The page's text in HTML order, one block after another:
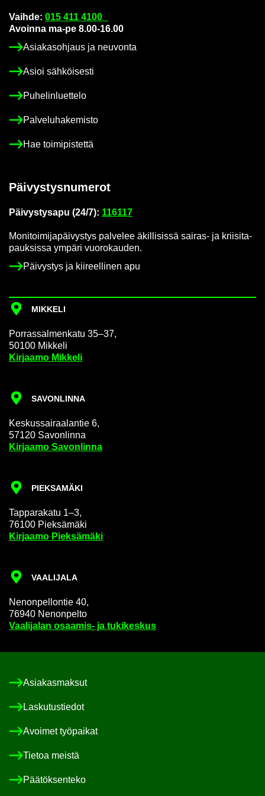
Vaih­de: 015 411 4100
Avoin­na ma-pe 8.00-16.00
Asia­kas­oh­jaus ja neu­von­ta
Asioi säh­köi­ses­ti
Pu­he­lin­luet­te­lo
Pal­ve­lu­ha­ke­mis­to
Hae toi­mi­pis­tet­tä
Päi­vys­tys­nu­me­rot
Päi­vys­tys­a­pu (24/7): 116117
Mo­ni­toi­mi­ja­päi­vys­tys pal­ve­lee äkil­li­sis­sä sairas-​ ja krii­si­ta­
pauk­sis­sa ym­pä­ri vuo­ro­kau­den.
Päi­vys­tys ja kii­reel­li­nen apu
MIK­KE­LI
Por­ras­sal­men­ka­tu 35–37,
50100 Mik­ke­li
Kir­jaa­mo Mik­ke­li
SA­VON­LIN­NA
Kes­kus­sai­raa­lan­tie 6,
57120 Sa­von­lin­na
Kir­jaa­mo Sa­von­lin­na
PIEK­SA­MÄ­KI
Tap­pa­ra­ka­tu 1–3,
76100 Piek­sä­mä­ki
Kir­jaa­mo Piek­sä­mä­ki
VAA­LI­JA­LA
Ne­non­pel­lon­tie 40,
76940 Ne­non­pel­to
Vaa­li­ja­lan osaamis-​ ja tu­ki­kes­kus
Asia­kas­mak­sut
Las­ku­tus­tie­dot
Avoi­met työ­pai­kat
Tie­toa meis­tä
Pää­tök­sen­te­ko